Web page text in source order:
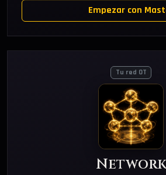
Empezar con
Tu red OT
Network